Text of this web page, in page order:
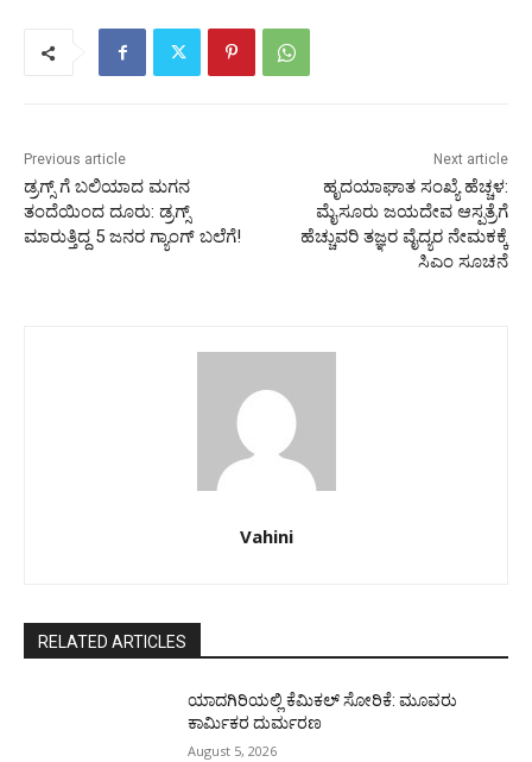
Previous article
ಡ್ರಗ್ಸ್ ಗೆ ಬಲಿಯಾದ ಮಗನ
ತಂದೆಯಿಂದ ದೂರು: ಡ್ರಗ್ಸ್
ಮಾರುತ್ತಿದ್ದ 5 ಜನರ ಗ್ಯಾಂಗ್ ಬಲೆಗೆ!
Next article
ಹೃದಯಾಘಾತ ಸಂಖ್ಯೆ ಹೆಚ್ಚಳ:
ಮೈಸೂರು ಜಯದೇವ ಆಸ್ಪತ್ರೆಗೆ
ಹೆಚ್ಚುವರಿ ತಜ್ಞರ ವೈದ್ಯರ ನೇಮಕಕ್ಕೆ
ಸಿಎಂ ಸೂಚನೆ
Vahini
RELATED ARTICLES
ಯಾದಗಿರಿಯಲ್ಲಿ ಕೆಮಿಕಲ್ ಸೋರಿಕೆ: ಮೂವರು
ಕಾರ್ಮಿಕರ ದುರ್ಮರಣ
August 5, 2026